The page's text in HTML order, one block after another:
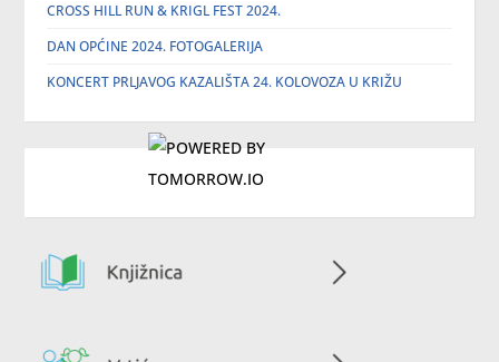
CROSS HILL RUN & KRIGL FEST 2024.
DAN OPĆINE 2024. FOTOGALERIJA
KONCERT PRLJAVOG KAZALIŠTA 24. KOLOVOZA U KRIŽU